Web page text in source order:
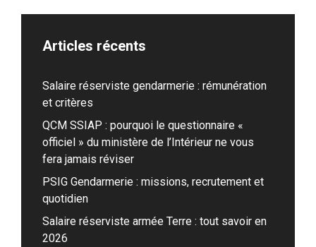
Articles récents
Salaire réserviste gendarmerie : rémunération
et critères
QCM SSIAP : pourquoi le questionnaire «
officiel » du ministère de l’Intérieur ne vous
fera jamais réviser
PSIG Gendarmerie : missions, recrutement et
quotidien
Salaire réserviste armée Terre : tout savoir en
2026